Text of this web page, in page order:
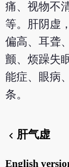
痛、视物不
等。肝阴虚
偏高、耳聋
颤、烦躁失
能症、眼病
条。
chevron_left肝气虚
English